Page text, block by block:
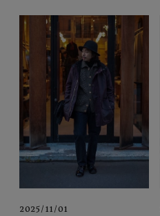
2025/11/01